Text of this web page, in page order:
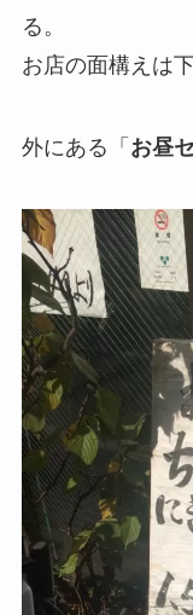
る。
お店の面構えは
外にある「 お昼